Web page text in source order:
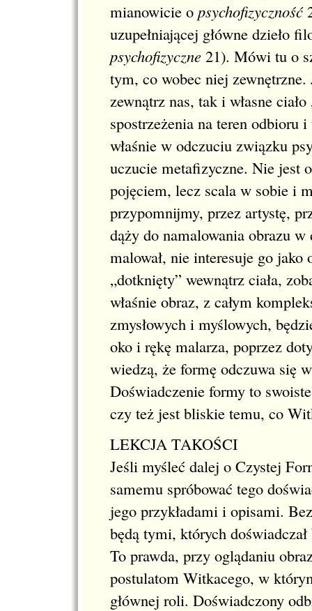
mianowicie o psychofizyczność
uzupełniającej główne dzieło
psychofizyczne 21). Mówi tu o
tym, co wobec niej
zewnątrz nas, tak i własne
spostrzeżenia na teren
właśnie w odczuciu związku
uczucie metafizyczne. Nie jest
pojęciem, lecz scala w sobie i
przypomnijmy, przez artystę,
dąży do namalowania obrazu
malował, nie interesuje go
„dotknięty” wewnątrz ciała,
właśnie obraz, z całym
zmysłowych i myślowych,
oko i rękę malarza, poprzez
wiedzą, że formę odczuwa się
Doświadczenie formy to
czy też jest bliskie temu, co
LEKCJA TAKOŚCI
Jeśli myśleć dalej o Czystej
samemu spróbować tego
jego przykładami i opisami.
będą tymi, których
To prawda, przy oglądaniu
postulatom Witkacego, w
głównej roli. Doświadczony